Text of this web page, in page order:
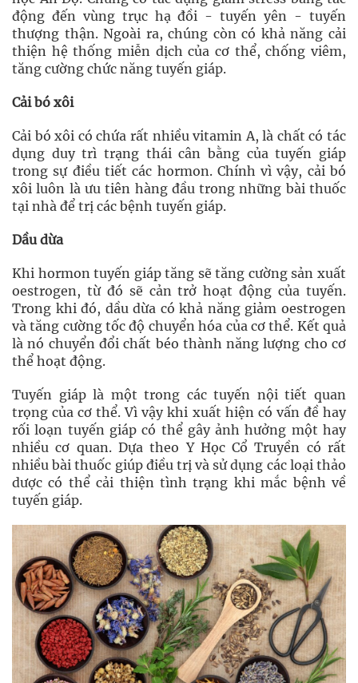
động đến vùng trục hạ đồi - tuyến yên - tuyến
thượng thận. Ngoài ra, chúng còn có khả năng cải
thiện hệ thống miễn dịch của cơ thể, chống viêm,
tăng cường chức năng tuyến giáp.
Cải bó xôi
Cải bó xôi có chứa rất nhiều vitamin A, là chất có tác
dụng duy trì trạng thái cân bằng của tuyến giáp
trong sự điều tiết các hormon. Chính vì vậy, cải bó
xôi luôn là ưu tiên hàng đầu trong những bài thuốc
tại nhà để trị các bệnh tuyến giáp.
Dầu dừa
Khi hormon tuyến giáp tăng sẽ tăng cường sản xuất
oestrogen, từ đó sẽ cản trở hoạt động của tuyến.
Trong khi đó, dầu dừa có khả năng giảm oestrogen
và tăng cường tốc độ chuyển hóa của cơ thể. Kết quả
là nó chuyển đổi chất béo thành năng lượng cho cơ
thể hoạt động.
Tuyến giáp là một trong các tuyến nội tiết quan
trọng của cơ thể. Vì vậy khi xuất hiện có vấn đề hay
rối loạn tuyến giáp có thể gây ảnh hưởng một hay
nhiều cơ quan. Dựa theo Y Học Cổ Truyền có rất
nhiều bài thuốc giúp điều trị và sử dụng các loại thảo
dược có thể cải thiện tình trạng khi mắc bệnh về
tuyến giáp.